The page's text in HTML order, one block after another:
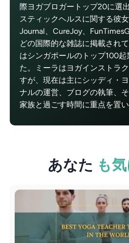
際ヨガブロガートップ20に選
スティックヘルスに関する彼
Journal、CureJoy、
どの国際的な雑誌に掲載され
はシンガポールのトップ100
た。ミーラはヨガインストラ
すが、現在は主にシッディ・
ナルの運営、ブログの執筆、
家族と過ごす時間に重点を置
あなた も